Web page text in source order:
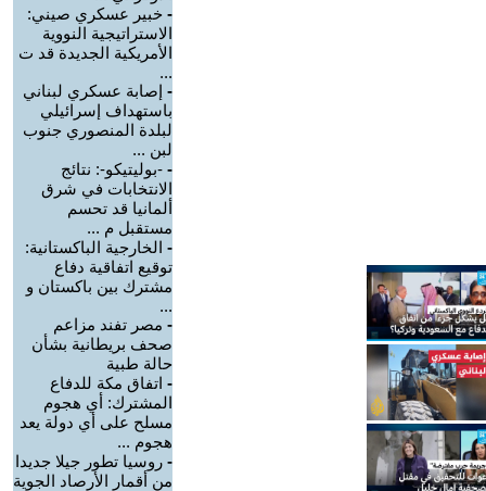
- خبير عسكري صيني:
الاستراتيجية النووية
الأمريكية الجديدة قد ت
...
- إصابة عسكري لبناني
باستهداف إسرائيلي
لبلدة المنصوري جنوب
لبن ...
- -بوليتيكو-: نتائج
الانتخابات في شرق
ألمانيا قد تحسم
مستقبل م ...
- الخارجية الباكستانية:
توقيع اتفاقية دفاع
مشترك بين باكستان و
...
- مصر تفند مزاعم
صحف بريطانية بشأن
حالة طبية
- ‏اتفاق مكة للدفاع
المشترك: أي هجوم
مسلح على أي دولة يعد
هجوم ...
- روسيا تطور جيلا جديدا
من أقمار الأرصاد الجوية